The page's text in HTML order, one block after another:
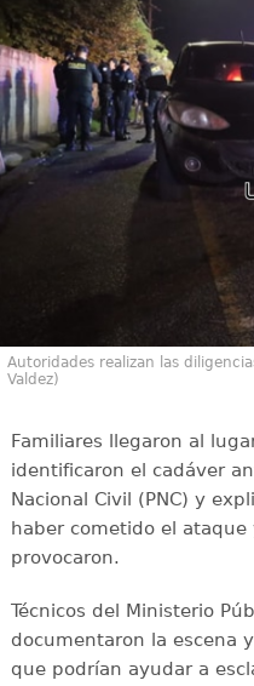
Autoridades realizan las
Valdez)
Familiares llegaron al
identificaron el cadáver
Nacional Civil (PNC) y
haber cometido el ataque
provocaron.
Técnicos del Ministerio
documentaron la escena
que podrían ayudar a